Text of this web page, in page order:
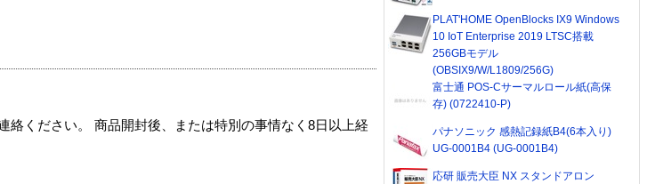
ください。 商品開封後、または特別の事情なく8日以上経
PLAT'HOME OpenBlocks IX9 Windows
10 IoT Enterprise 2019 LTSC搭載
256GBモデル
(OBSIX9/W/L1809/256G)
富士通 POS-Cサーマルロール紙(高保
存) (0722410-P)
パナソニック 感熱記録紙B4(6本入り)
UG-0001B4 (UG-0001B4)
応研 販売大臣 NX スタンドアロン